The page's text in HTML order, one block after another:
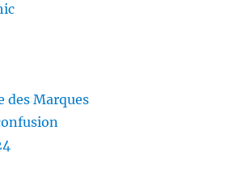
des Marques